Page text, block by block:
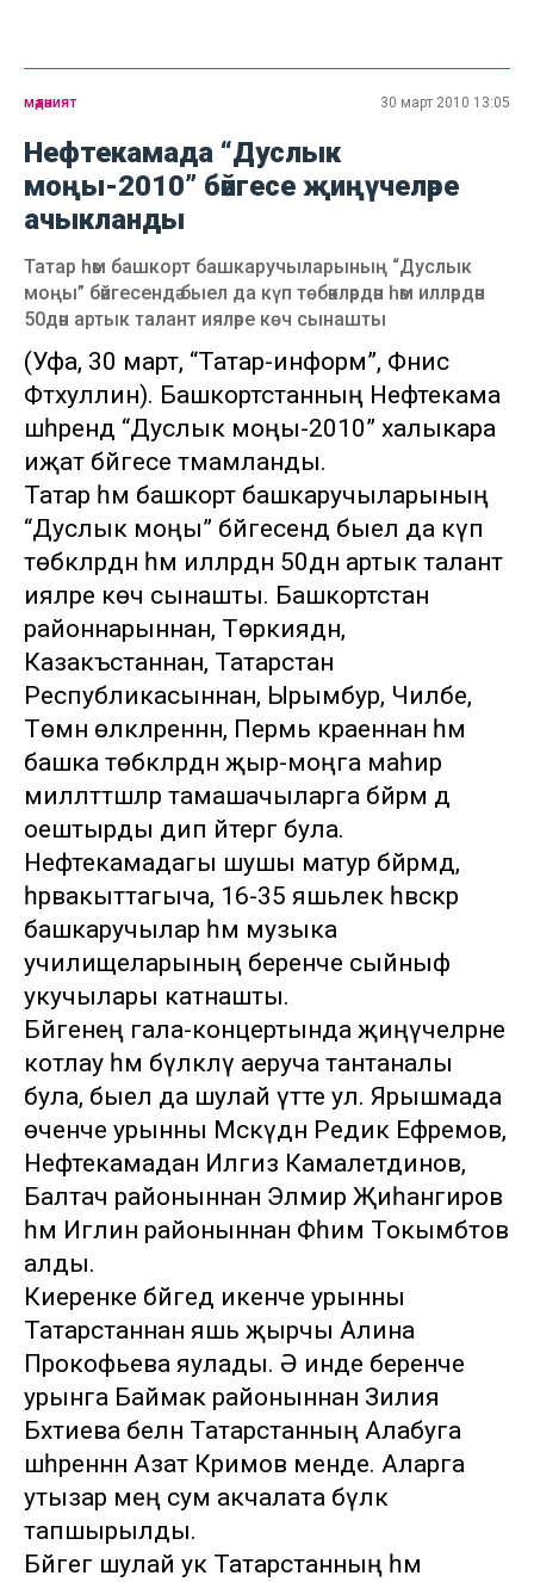
мәдәният 30 март 2010 13:05
Нефтекамада “Дуслык
моңы-2010” бәйгесе җиңүчеләре
ачыкланды
Татар һәм башкорт башкаручыларының “Дуслык
моңы” бәйгесендә быел да күп төбәкләрдән һәм илләрдән
50дән артык талант ияләре көч сынашты
(Уфа, 30 март, “Татар-информ”, Фәнис
Фәтхуллин). Башкортстанның Нефтекама
шәһәрендә “Дуслык моңы-2010” халыкара
иҗат бәйгесе тәмамланды.
Татар һәм башкорт башкаручыларының
“Дуслык моңы” бәйгесендә быел да күп
төбәкләрдән һәм илләрдән 50дән артык талант
ияләре көч сынашты. Башкортстан
районнарыннан, Төркиядән,
Казакъстаннан, Татарстан
Республикасыннан, Ырымбур, Чиләбе,
Төмән өлкәләреннән, Пермь краеннан һәм
башка төбәкләрдән җыр-моңга маһир
милләттәшләр тамашачыларга бәйрәм дә
оештырды дип әйтергә була.
Нефтекамадагы шушы матур бәйрәмдә,
һәрвакыттагыча, 16-35 яшьлек һәвәскәр
башкаручылар һәм музыка
училищеларының беренче сыйныф
укучылары катнашты.
Бәйгенең гала-концертында җиңүчеләрне
котлау һәм бүләкләү аеруча тантаналы
була, быел да шулай үтте ул. Ярышмада
өченче урынны Мәскәүдән Редик Ефремов,
Нефтекамадан Илгиз Камалетдинов,
Балтач районыннан Элмир Җиһангиров
һәм Иглин районыннан Фәһим Токымбәтов
алды.
Киеренке бәйгедә икенче урынны
Татарстаннан яшь җырчы Алина
Прокофьева яулады. Ә инде беренче
урынга Баймак районыннан Зилия
Бәхтиева белән Татарстанның Алабуга
шәһәреннән Азат Кәримов менде. Аларга
утызар мең сум акчалата бүләк
тапшырылды.
Бәйгегә шулай ук Татарстанның һәм